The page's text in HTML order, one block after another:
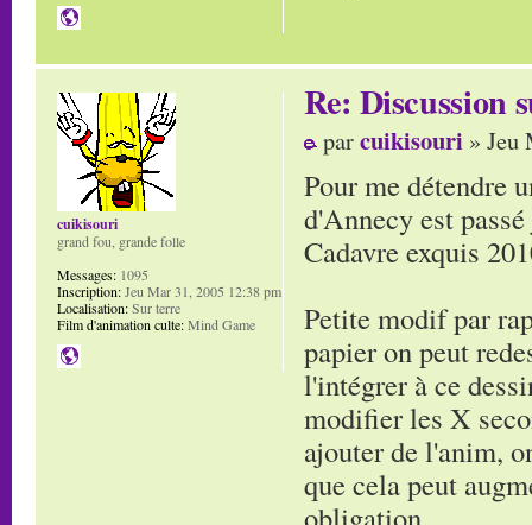
Re: Discussion
parcuikisouri » Jeu
Pour me détendre
d'Annecy est
Cadavre exquis
Petite modif par
papier on peut
l'intégrer à ce
modifier les X
ajouter de l'anim,
que cela peut
cuikisouri
grand fou, grande folle
Messages: 1095
Inscription:Jeu Mar 31, 2005 12:38 pm
Localisation:Sur terre
Film d'animation culte:Mind Game